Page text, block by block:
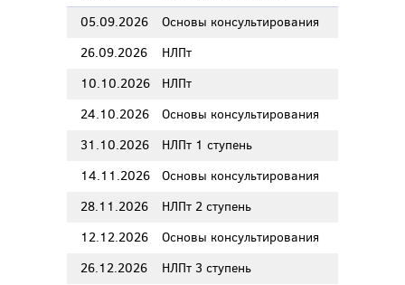
05.09.2026
Основы консультирования
26.09.2026
НЛПт
10.10.2026
НЛПт
24.10.2026
Основы консультирования
31.10.2026
НЛПт 1 ступень
14.11.2026
Основы консультирования
28.11.2026
НЛПт 2 ступень
12.12.2026
Основы консультирования
26.12.2026
НЛПт 3 ступень